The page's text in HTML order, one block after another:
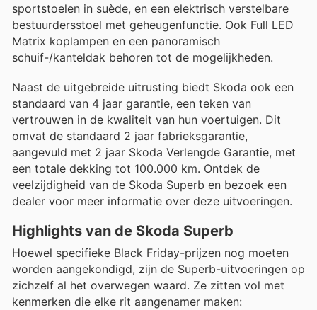
sportstoelen in suède, en een elektrisch verstelbare
bestuurdersstoel met geheugenfunctie. Ook Full LED
Matrix koplampen en een panoramisch
schuif-/kanteldak behoren tot de mogelijkheden.
Naast de uitgebreide uitrusting biedt Skoda ook een
standaard van 4 jaar garantie, een teken van
vertrouwen in de kwaliteit van hun voertuigen. Dit
omvat de standaard 2 jaar fabrieksgarantie,
aangevuld met 2 jaar Skoda Verlengde Garantie, met
een totale dekking tot 100.000 km. Ontdek de
veelzijdigheid van de Skoda Superb en bezoek een
dealer voor meer informatie over deze uitvoeringen.
Highlights van de Skoda Superb
Hoewel specifieke Black Friday-prijzen nog moeten
worden aangekondigd, zijn de Superb-uitvoeringen op
zichzelf al het overwegen waard. Ze zitten vol met
kenmerken die elke rit aangenamer maken: